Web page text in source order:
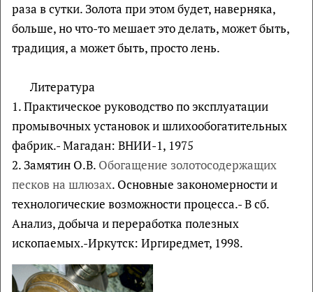
раза в сутки. Золота при этом будет, наверняка,
больше, но что-то мешает это делать, может быть,
традиция, а может быть, просто лень.
Литература
1. Практическое руководство по эксплуатации
промывочных установок и шлихообогатительных
фабрик.- Магадан: ВНИИ-1, 1975
2. Замятин О.В. Обогащение золотосодержащих
песков на шлюзах. Основные закономерности и
технологические возможности процесса.- В сб.
Анализ, добыча и переработка полезных
ископаемых.-Иркутск: Иргиредмет, 1998.